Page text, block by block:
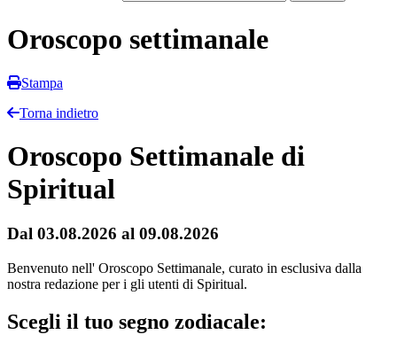
Oroscopo settimanale
Stampa
Torna indietro
Oroscopo Settimanale di
Spiritual
Dal 03.08.2026 al 09.08.2026
Benvenuto nell' Oroscopo Settimanale, curato in esclusiva dalla
nostra redazione per i gli utenti di Spiritual.
Scegli il tuo segno zodiacale: